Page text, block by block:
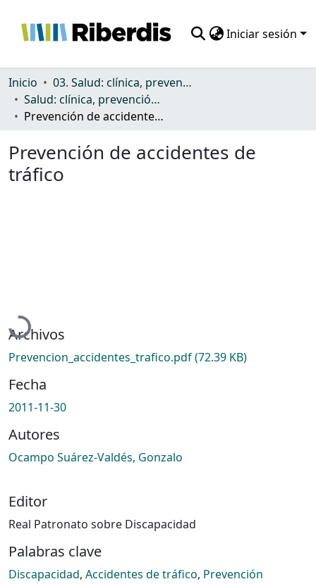
Iniciar sesión
Comunidades
Todo DSpace
Inicio
03. Salud: clínica, prevención, atención sanitaria y (re)habilitación
Salud: clínica, prevención, atención sanitaria y (re)habilitación
Prevención de accidentes de tráfico
Prevención de accidentes de
tráfico
Cargando...
Archivos
Prevencion_accidentes_trafico.pdf(72.39 KB)
Fecha
2011-11-30
Autores
Ocampo Suárez-Valdés, Gonzalo
Editor
Real Patronato sobre Discapacidad
Palabras clave
Discapacidad, Accidentes de tráfico, Prevención